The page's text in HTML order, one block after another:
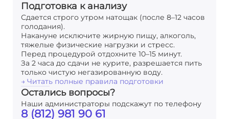
Подготовка к анализу
Сдается строго утром натощак (после 8–12 часов
голодания).
Накануне исключите жирную пищу, алкоголь,
тяжелые физические нагрузки и стресс.
Перед процедурой отдохните 10–15 минут.
За 2 часа до сдачи не курите, разрешается пить
только чистую негазированную воду.
→ Читать полные правила подготовки
Остались вопросы?
Наши администраторы подскажут по телефону
8 (812) 981 90 61